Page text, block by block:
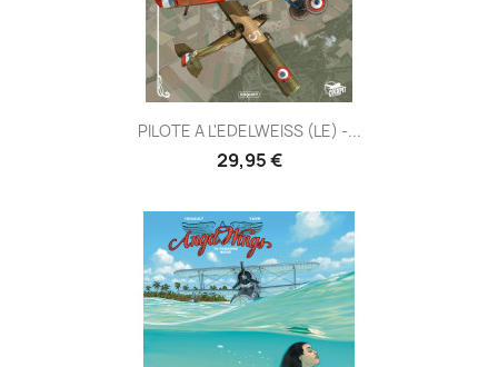
PILOTE A L'EDELWEISS (LE) -...
29,95 €